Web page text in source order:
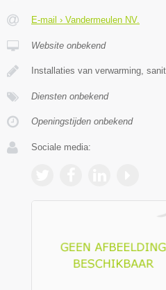
E-mail › Vandermeulen NV.
Website onbekend
Installaties van verwarming,
Diensten onbekend
Openingstijden onbekend
Sociale media: